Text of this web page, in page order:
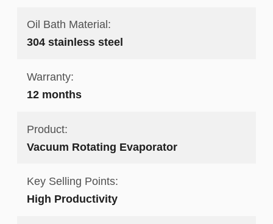
Oil Bath Material:
304 stainless steel
Warranty:
12 months
Product:
Vacuum Rotating Evaporator
Key Selling Points:
High Productivity